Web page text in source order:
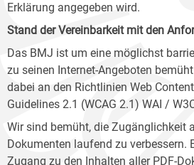
Erklärung angegeben wird.
Stand der Vereinbarkeit mit den
Das BMJ ist um eine möglichst
zu seinen Internet-Angeboten
dabei an den Richtlinien Web
Guidelines 2.1 (WCAG 2.1) WAI /
Wir sind bemüht, die Zugänglichkeit
Dokumenten laufend zu verbessern.
Zugang zu den Inhalten aller PDF-